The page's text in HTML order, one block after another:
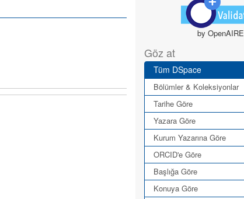
by OpenAIRE
Göz at
Tüm DSpace
Bölümler & Koleksiyonlar
Tarihe Göre
Yazara Göre
Kurum Yazarına Göre
ORCID'e Göre
Başlığa Göre
Konuya Göre